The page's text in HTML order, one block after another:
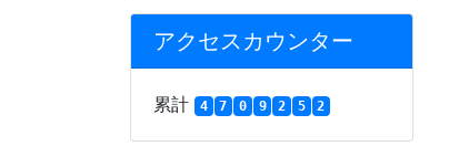
アクセスカウンター
累計 4 7 0 9 2 5 2